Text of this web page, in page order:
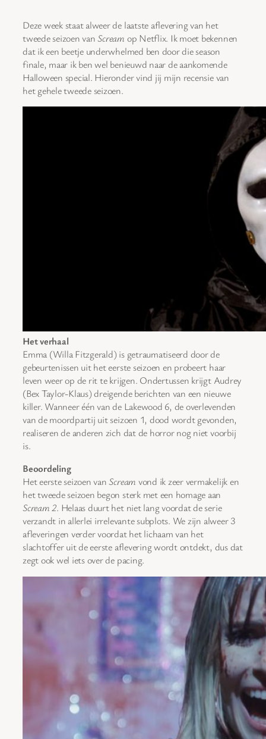
Deze week staat alweer de laatste aflevering van het
tweede seizoen vanScream op Netflix. Ik moet bekennen
dat ik een beetje underwhelmed ben door die season
finale, maar ik ben wel benieuwd naar de aankomende
Halloween special. Hieronder vind jij mijn recensie van
het gehele tweede seizoen.
Het verhaal
Emma (Willa Fitzgerald) is getraumatiseerd door de
gebeurtenissen uit het eerste seizoen en probeert haar
leven weer op de rit te krijgen. Ondertussen krijgt Audrey
(Bex Taylor-Klaus) dreigende berichten van een nieuwe
killer. Wanneer één van de Lakewood 6, de overlevenden
van de moordpartij uit seizoen 1, dood wordt gevonden,
realiseren de anderen zich dat de horror nog niet voorbij
is.
Beoordeling
Het eerste seizoen vanScream vond ik zeer vermakelijk en
het tweede seizoen begon sterk met een homage aan
Scream 2. Helaas duurt het niet lang voordat de serie
verzandt in allerlei irrelevante subplots. We zijn alweer 3
afleveringen verder voordat het lichaam van het
slachtoffer uit de eerste aflevering wordt ontdekt, dus dat
zegt ook wel iets over de pacing.